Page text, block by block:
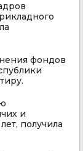
фондов
и
получила